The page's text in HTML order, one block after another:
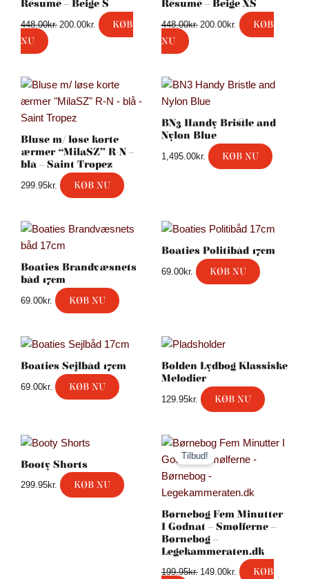
Résumé – Beige S
448.00kr. 200.00kr.
KØB
NU
Résumé – Beige XS
448.00kr. 200.00kr.
KØB
NU
Bluse m/ løse korte
ærmer “MilaSZ” R-N –
blå – Saint Tropez
299.95kr. KØB NU
BN3 Handy Bristle and
Nylon Blue
1,495.00kr. KØB NU
Boaties Brandvæsnets
båd 17cm
69.00kr. KØB NU
Boaties Politibåd 17cm
69.00kr. KØB NU
Boaties Sejlbåd 17cm
69.00kr. KØB NU
Bolden Lydbog Klassiske
Melodier
129.95kr. KØB NU
Booty Shorts
299.95kr. KØB NU
Tilbud!
Børnebog Fem Minutter
I Godnat – Smølferne –
Børnebog –
Legekammeraten.dk
199.95kr.
Den
oprindelige
pris
var:
149.00kr.
Den
pris
149.00kr..
KØB